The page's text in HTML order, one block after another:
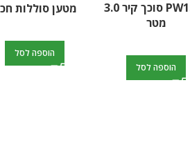
בסיס לרגלית יצוב